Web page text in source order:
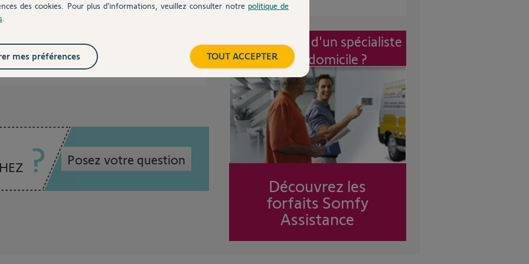
pas, en revanche le portail est bien
résolu
Posez votre question
Intervention d'un spécialiste
à mon domicile ?
Découvrez les
forfaits Somfy
Assistance
des cookies. Pour plus d’informations, veuillez consulter notre politique de
TOUT ACCEPTER
mes préférences